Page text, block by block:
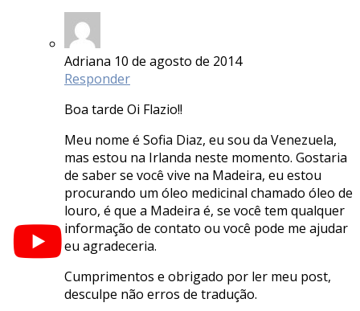
Adriana 10 de agosto de 2014
Responder
Boa tarde Oi Flazio!!
Meu nome é Sofia Diaz, eu sou da Venezuela,
mas estou na Irlanda neste momento. Gostaria
de saber se você vive na Madeira, eu estou
procurando um óleo medicinal chamado óleo de
louro, é que a Madeira é, se você tem qualquer
informação de contato ou você pode me ajudar
eu agradeceria.
Cumprimentos e obrigado por ler meu post,
desculpe não erros de tradução.